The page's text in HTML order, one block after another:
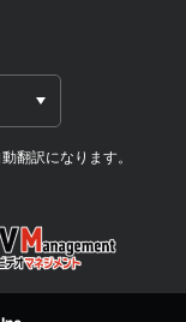
翻訳になります。